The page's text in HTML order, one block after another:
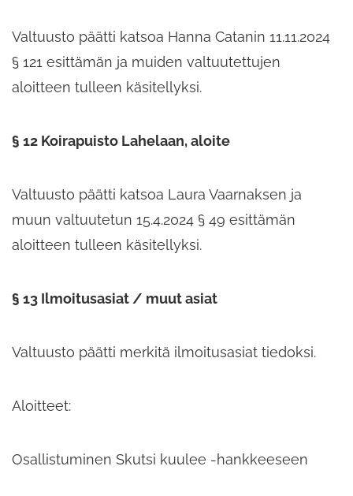
Valtuusto päätti katsoa Hanna Catanin 11.11.2024
§ 121 esittämän ja muiden valtuutettujen
aloitteen tulleen käsitellyksi.
§ 12 Koirapuisto Lahelaan, aloite
Valtuusto päätti katsoa Laura Vaarnaksen ja
muun valtuutetun 15.4.2024 § 49 esittämän
aloitteen tulleen käsitellyksi.
§ 13 Ilmoitusasiat / muut asiat
Valtuusto päätti merkitä ilmoitusasiat tiedoksi.
Aloitteet:
Osallistuminen Skutsi kuulee -hankkeeseen